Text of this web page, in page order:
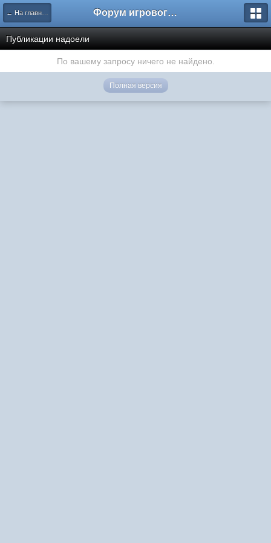
← На главную Форум игрового проекта Riverrise
Публикации надоели
По вашему запросу ничего не найдено.
Полная версия